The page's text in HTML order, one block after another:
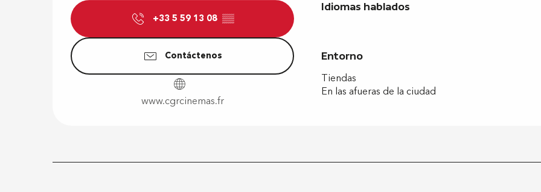
+33 5 59 13 08 ▒▒
Contáctenos
www.cgrcinemas.fr
Idiomas hablados
Idiomas hablados
Entorno
Entorno
Tiendas
En las afueras de la ciudad